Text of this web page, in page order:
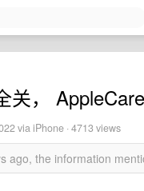
，
via iPhone · 4713 views
ago, the information